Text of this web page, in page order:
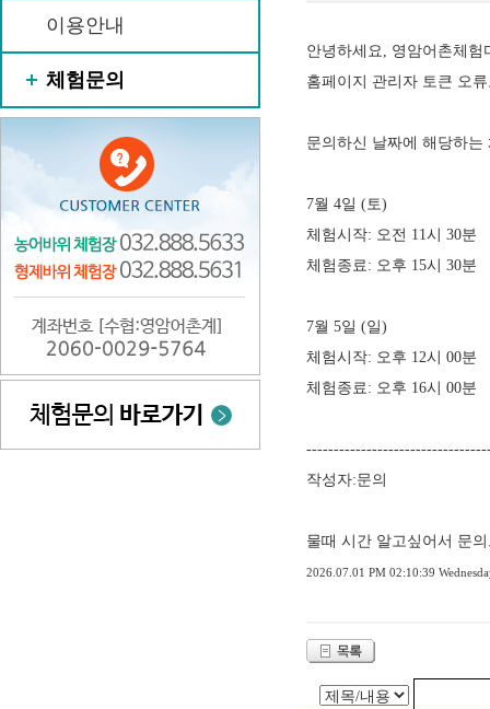
이용안내
체험문의
안녕하세요, 영암어촌체험
홈페이지 관리자 토큰 오
문의하신 날짜에 해당하
7월 4일 (토)
체험시작: 오전 11시 30분
체험종료: 오후 15시 30분
7월 5일 (일)
체험시작: 오후 12시 00분
체험종료: 오후 16시 00분
작성자:문의
물때 시간 알고싶어서 문
2026.07.01 PM 02:10:39